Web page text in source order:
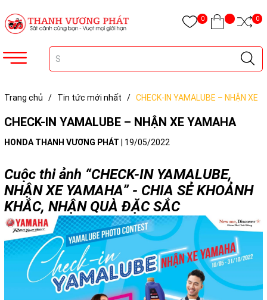
0 0
Trang chủ / Tin tức mới nhất / CHECK-IN YAMALUBE – NHẬN XE
CHECK-IN YAMALUBE – NHẬN XE YAMAHA
HONDA THANH VƯƠNG PHÁT 19/05/2022
Cuộc thi ảnh “CHECK-IN YAMALUBE,
NHẬN XE YAMAHA” - CHIA SẺ KHOẢNH
KHẮC, NHẬN QUÀ ĐẶC SẮC